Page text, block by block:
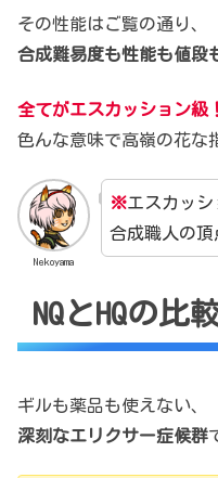
その性能はご覧の通り、
合成難易度も性能も値段
全てがエスカッション級！
色んな意味で高嶺の花な
Nekoyama
※エスカッシ
合成職人の頂
NQとHQの比
ギルも薬品も使えない、
深刻なエリクサー症候群